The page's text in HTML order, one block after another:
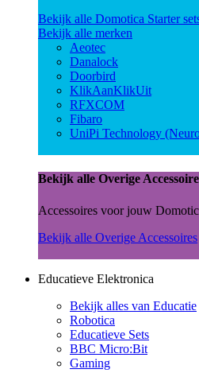
Bekijk alle Domotica Starter
Bekijk alle merken
Aeotec
Danalock
Doorbird
KlikAanKlikUit
RFXCOM
Fibaro
UniPi Technology
Bekijk alle Overige
Accessoires voor jouw
Bekijk alle Overige Accessoires
Educatieve Elektronica
Bekijk alles van Educatie
Robotica
Educatieve Sets
BBC Micro:Bit
Gaming